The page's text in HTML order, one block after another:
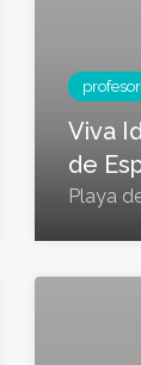
Viva
de
Playa